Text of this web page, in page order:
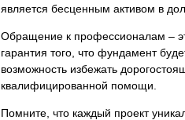
является бесценным активом в
Обращение к профессионалам –
гарантия того, что фундамент
возможность избежать
квалифицированной помощи.
Помните, что каждый проект